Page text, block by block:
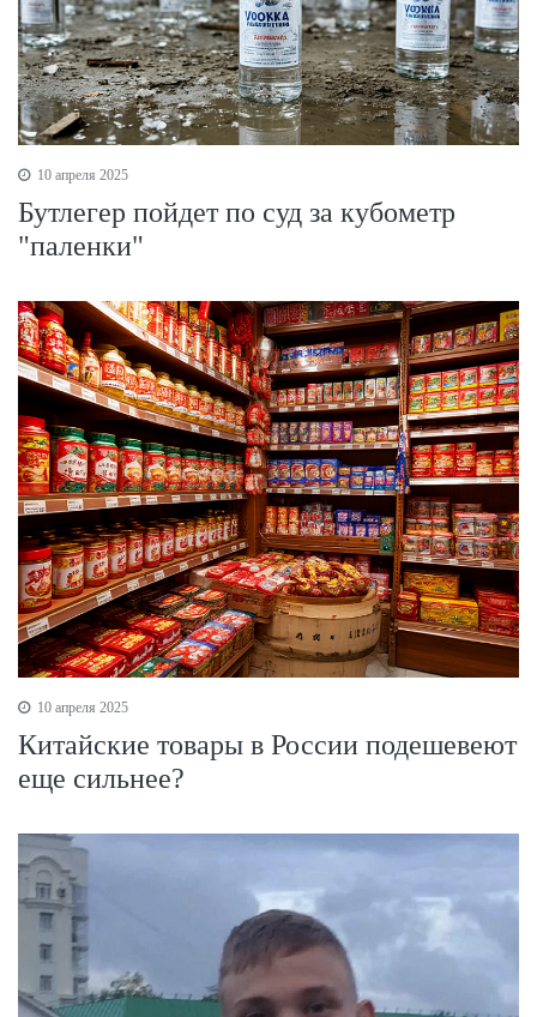
10 апреля 2025
Бутлегер пойдет по суд за кубометр
"паленки"
10 апреля 2025
Китайские товары в России подешевеют
еще сильнее?